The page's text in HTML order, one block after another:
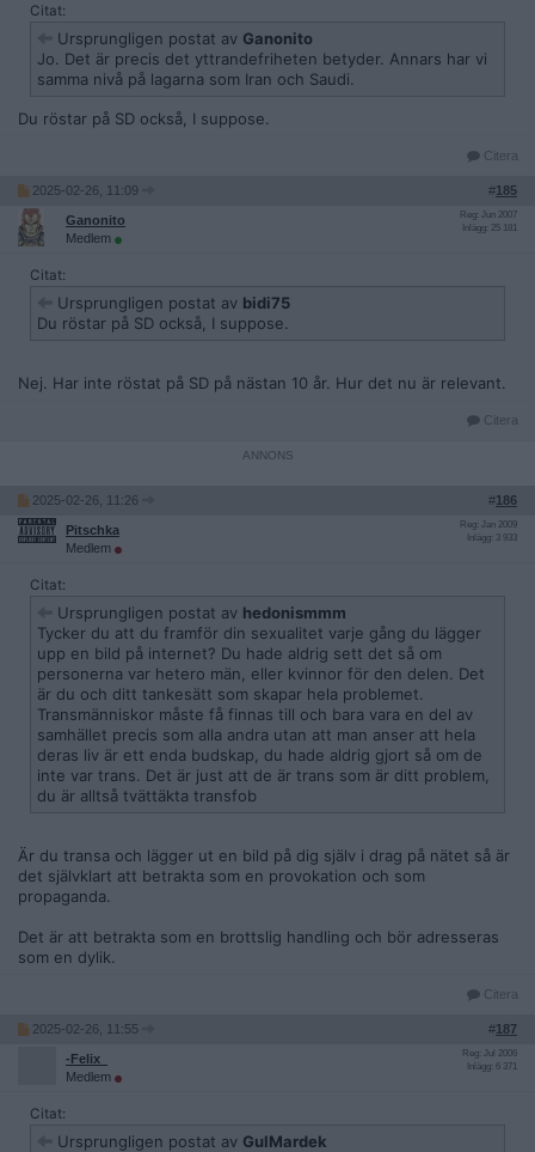
Citat:
Ursprungligen postat av Ganonito
Jo. Det är precis det yttrandefriheten betyder. Annars har vi
samma nivå på lagarna som Iran och Saudi.
Du röstar på SD också, I suppose.
Citera
2025-02-26, 11:09 #185
Ganonito
Medlem
Reg: Jun 2007
Inlägg: 25 181
Citat:
Ursprungligen postat av bidi75
Du röstar på SD också, I suppose.
Nej. Har inte röstat på SD på nästan 10 år. Hur det nu är relevant.
Citera
2025-02-26, 11:26 #186
Pitschka
Medlem
Reg: Jan 2009
Inlägg: 3 933
Citat:
Ursprungligen postat av hedonismmm
Tycker du att du framför din sexualitet varje gång du lägger
upp en bild på internet? Du hade aldrig sett det så om
personerna var hetero män, eller kvinnor för den delen. Det
är du och ditt tankesätt som skapar hela problemet.
Transmänniskor måste få finnas till och bara vara en del av
samhället precis som alla andra utan att man anser att hela
deras liv är ett enda budskap, du hade aldrig gjort så om de
inte var trans. Det är just att de är trans som är ditt problem,
du är alltså tvättäkta transfob
Är du transa och lägger ut en bild på dig själv i drag på nätet så är
det självklart att betrakta som en provokation och som
propaganda.
Det är att betrakta som en brottslig handling och bör adresseras
som en dylik.
Citera
2025-02-26, 11:55 #187
-Felix_
Medlem
Reg: Jul 2006
Inlägg: 6 371
Citat:
Ursprungligen postat av GulMardek